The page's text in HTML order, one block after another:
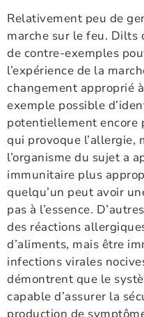
Relativement peu de
marche sur le feu. Dilts
de contre-exemples
l’expérience de la
changement approprié
exemple possible
potentiellement encore
qui provoque l’allergie,
l’organisme du sujet a
immunitaire plus
quelqu’un peut avoir
pas à l’essence.
des réactions
d’aliments, mais être
infections virales
démontrent que le
capable d’assurer la
production de